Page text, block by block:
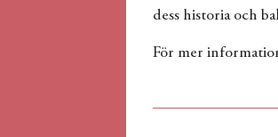
dess historia och
För mer